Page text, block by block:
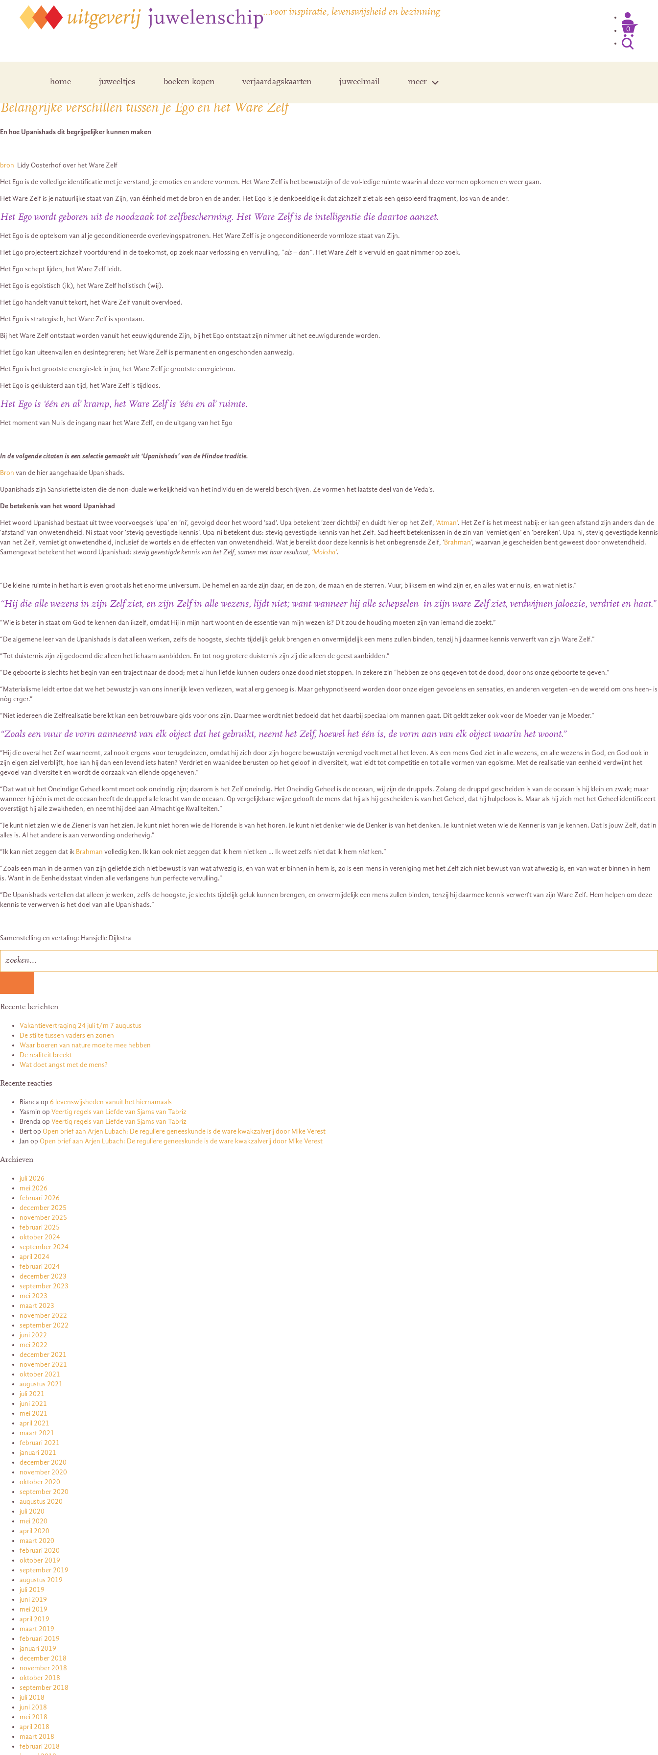
…voor inspiratie, levenswijsheid en bezinning
0
home juweeltjes boeken kopen verjaardagskaarten juweelmail meer
Posts Tagged ‘upanishads’
Belangrijke verschillen tussen je Ego en het Ware Zelf
En hoe Upanishads dit begrijpelijker kunnen maken
bron Lidy Oosterhof over het Ware Zelf
Het Ego is de volledige identificatie met je verstand, je emoties en andere vormen. Het Ware Zelf is het bewustzijn of de vol-ledige ruimte waarin al deze vormen opkomen en weer gaan.
Het Ware Zelf is je natuurlijke staat van Zijn, van éénheid met de bron en de ander. Het Ego is je denkbeeldige ik dat zichzelf ziet als een geïsoleerd fragment, los van de ander.
Het Ego wordt geboren uit de noodzaak tot zelfbescherming. Het Ware Zelf is de intelligentie die daartoe aanzet.
Het Ego is de optelsom van al je geconditioneerde overlevingspatronen. Het Ware Zelf is je ongeconditioneerde vormloze staat van Zijn.
Het Ego projecteert zichzelf voortdurend in de toekomst, op zoek naar verlossing en vervulling, “als – dan”. Het Ware Zelf is vervuld en gaat nimmer op zoek.
Het Ego schept lijden, het Ware Zelf leidt.
Het Ego is egoïstisch (ik), het Ware Zelf holistisch (wij).
Het Ego handelt vanuit tekort, het Ware Zelf vanuit overvloed.
Het Ego is strategisch, het Ware Zelf is spontaan.
Bij het Ware Zelf ontstaat worden vanuit het eeuwigdurende Zijn, bij het Ego ontstaat zijn nimmer uit het eeuwigdurende worden.
Het Ego kan uiteenvallen en desintegreren; het Ware Zelf is permanent en ongeschonden aanwezig.
Het Ego is het grootste energie-lek in jou, het Ware Zelf je grootste energiebron.
Het Ego is gekluisterd aan tijd, het Ware Zelf is tijdloos.
Het Ego is ‘één en al’ kramp, het Ware Zelf is ‘één en al’ ruimte.
Het moment van Nu is de ingang naar het Ware Zelf, en de uitgang van het Ego
In de volgende citaten is een selectie gemaakt uit ‘Upanishads’ van de Hindoe traditie.
Bron van de hier aangehaalde Upanishads.
Upanishads zijn Sanskrietteksten die de non-duale werkelijkheid van het individu en de wereld beschrijven. Ze vormen het laatste deel van de Veda’s.
De betekenis van het woord Upanishad
Het woord Upanishad bestaat uit twee voorvoegsels ‘upa’ en ‘ni’, gevolgd door het woord ‘sad’. Upa betekent ‘zeer dichtbij’ en duidt hier op het Zelf, ‘Atman’. Het Zelf is het meest nabij: er kan geen afstand zijn anders dan de
‘afstand’ van onwetendheid. Ni staat voor ‘stevig gevestigde kennis’. Upa-ni betekent dus: stevig gevestigde kennis van het Zelf. Sad heeft betekenissen in de zin van ‘vernietigen’ en ‘bereiken’. Upa-ni, stevig gevestigde kennis
van het Zelf, vernietigt onwetendheid, inclusief de wortels en de effecten van onwetendheid. Wat je bereikt door deze kennis is het onbegrensde Zelf, ‘Brahman’, waarvan je gescheiden bent geweest door onwetendheid.
Samengevat betekent het woord Upanishad: stevig gevestigde kennis van het Zelf, samen met haar resultaat, ‘Moksha’.
“De kleine ruimte in het hart is even groot als het enorme universum. De hemel en aarde zijn daar, en de zon, de maan en de sterren. Vuur, bliksem en wind zijn er, en alles wat er nu is, en wat niet is.”
“Hij die alle wezens in zijn Zelf ziet, en zijn Zelf in alle wezens, lijdt niet; want wanneer hij alle schepselen in zijn ware Zelf ziet, verdwijnen jaloezie, verdriet en haat.”
“Wie is beter in staat om God te kennen dan ikzelf, omdat Hij in mijn hart woont en de essentie van mijn wezen is? Dit zou de houding moeten zijn van iemand die zoekt.”
“De algemene leer van de Upanishads is dat alleen werken, zelfs de hoogste, slechts tijdelijk geluk brengen en onvermijdelijk een mens zullen binden, tenzij hij daarmee kennis verwerft van zijn Ware Zelf.”
“Tot duisternis zijn zij gedoemd die alleen het lichaam aanbidden. En tot nog grotere duisternis zijn zij die alleen de geest aanbidden.”
“De geboorte is slechts het begin van een traject naar de dood; met al hun liefde kunnen ouders onze dood niet stoppen. In zekere zin “hebben ze ons gegeven tot de dood, door ons onze geboorte te geven.”
“Materialisme leidt ertoe dat we het bewustzijn van ons innerlijk leven verliezen, wat al erg genoeg is. Maar gehypnotiseerd worden door onze eigen gevoelens en sensaties, en anderen vergeten -en de wereld om ons heen- is
nòg erger.”
“Niet iedereen die Zelfrealisatie bereikt kan een betrouwbare gids voor ons zijn. Daarmee wordt niet bedoeld dat het daarbij speciaal om mannen gaat. Dit geldt zeker ook voor de Moeder van je Moeder.”
“Zoals een vuur de vorm aanneemt van elk object dat het gebruikt, neemt het Zelf, hoewel het één is, de vorm aan van elk object waarin het woont.”
“Hij die overal het Zelf waarneemt, zal nooit ergens voor terugdeinzen, omdat hij zich door zijn hogere bewustzijn verenigd voelt met al het leven. Als een mens God ziet in alle wezens, en alle wezens in God, en God ook in
zijn eigen ziel verblijft, hoe kan hij dan een levend iets haten? Verdriet en waanidee berusten op het geloof in diversiteit, wat leidt tot competitie en tot alle vormen van egoïsme. Met de realisatie van eenheid verdwijnt het
gevoel van diversiteit en wordt de oorzaak van ellende opgeheven.”
“Dat wat uit het Oneindige Geheel komt moet ook oneindig zijn; daarom is het Zelf oneindig. Het Oneindig Geheel is de oceaan, wij zijn de druppels. Zolang de druppel gescheiden is van de oceaan is hij klein en zwak; maar
wanneer hij één is met de oceaan heeft de druppel alle kracht van de oceaan. Op vergelijkbare wijze gelooft de mens dat hij als hij gescheiden is van het Geheel, dat hij hulpeloos is. Maar als hij zich met het Geheel identificeert
overstijgt hij alle zwakheden, en neemt hij deel aan Almachtige Kwaliteiten.”
“Je kunt niet zien wie de Ziener is van het zien. Je kunt niet horen wie de Horende is van het horen. Je kunt niet denker wie de Denker is van het denken. Je kunt niet weten wie de Kenner is van je kennen. Dat is jouw Zelf, dat in
alles is. Al het andere is aan verwording onderhevig.”
“Ik kan niet zeggen dat ik Brahman volledig ken. Ik kan ook niet zeggen dat ik hem niet ken … Ik weet zelfs niet dat ik hem niet ken.”
“Zoals een man in de armen van zijn geliefde zich niet bewust is van wat afwezig is, en van wat er binnen in hem is, zo is een mens in vereniging met het Zelf zich niet bewust van wat afwezig is, en van wat er binnen in hem
is. Want in de Eenheidsstaat vinden alle verlangens hun perfecte vervulling.”
“De Upanishads vertellen dat alleen je werken, zelfs de hoogste, je slechts tijdelijk geluk kunnen brengen, en onvermijdelijk een mens zullen binden, tenzij hij daarmee kennis verwerft van zijn Ware Zelf. Hem helpen om deze
kennis te verwerven is het doel van alle Upanishads.”
Samenstelling en vertaling: Hansjelle Dijkstra
Recente berichten
Vakantievertraging 24 juli t/m 7 augustus
De stilte tussen vaders en zonen
Waar boeren van nature moeite mee hebben
De realiteit breekt
Wat doet angst met de mens?
Recente reacties
Biancaop 6 levenswijsheden vanuit het hiernamaals
Yasmin op Veertig regels van Liefde van Sjams van Tabriz
Brendaop Veertig regels van Liefde van Sjams van Tabriz
Bertop Open brief aan Arjen Lubach: De reguliere geneeskunde is de ware kwakzalverij door Mike Verest
Jan op Open brief aan Arjen Lubach: De reguliere geneeskunde is de ware kwakzalverij door Mike Verest
Archieven
juli 2026
mei 2026
februari 2026
december 2025
november 2025
februari 2025
oktober 2024
september 2024
april 2024
februari 2024
december 2023
september 2023
mei 2023
maart 2023
november 2022
september 2022
juni 2022
mei 2022
december 2021
november 2021
oktober 2021
augustus 2021
juli 2021
juni 2021
mei 2021
april 2021
maart 2021
februari 2021
januari 2021
december 2020
november 2020
oktober 2020
september 2020
augustus 2020
juli 2020
mei 2020
april 2020
maart 2020
februari 2020
oktober 2019
september 2019
augustus 2019
juli 2019
juni 2019
mei 2019
april 2019
maart 2019
februari 2019
januari 2019
december 2018
november 2018
oktober 2018
september 2018
juli 2018
juni 2018
mei 2018
april 2018
maart 2018
februari 2018